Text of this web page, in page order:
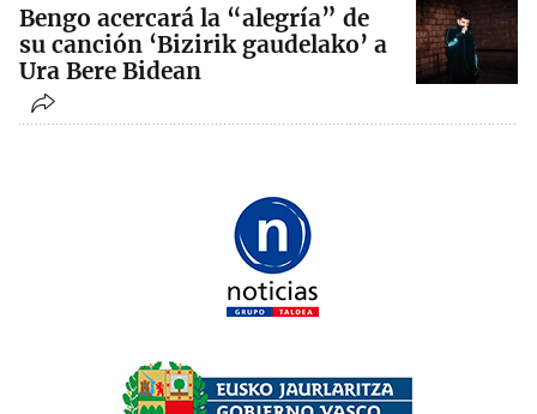
Bengo acercará la “alegría” de
su canción ‘Bizirik gaudelako’ a
Ura Bere Bidean